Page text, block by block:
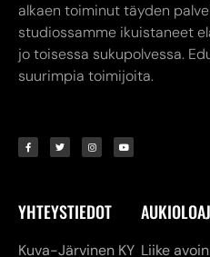
alkaen toiminut täyden
studiossamme ikuistaneet
jo toisessa sukupolvessa.
suurimpia toimijoita.
YHTEYSTIEDOT
Kuva-Järvinen KY Liike